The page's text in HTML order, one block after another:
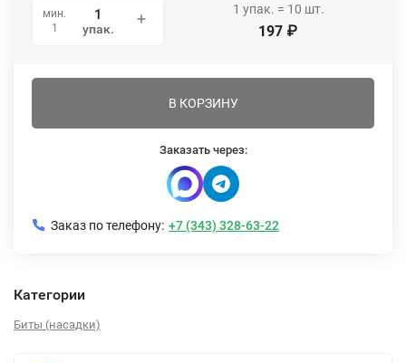
мин.
1
упак.
1 упак. = 10 шт.
197 ₽
В КОРЗИНУ
Заказать через:
Заказ по телефону: +7 (343) 328-63-22
Категории
Биты (насадки)